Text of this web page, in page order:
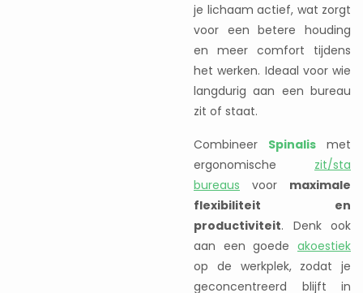
je lichaam actief, wat zorgt
voor een betere houding
en meer comfort tijdens
het werken. Ideaal voor wie
langdurig aan een bureau
zit of staat.
Combineer Spinalis met
ergonomische zit/sta
bureaus voor maximale
flexibiliteit en
productiviteit. Denk ook
aan een goede akoestiek
op de werkplek, zodat je
geconcentreerd blijft in